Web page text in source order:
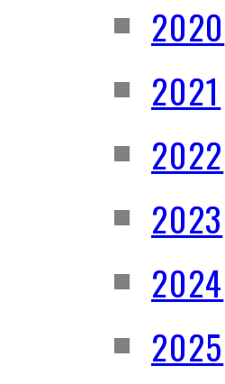
2020
2021
2022
2023
2024
2025